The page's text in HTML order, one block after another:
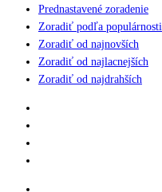
Prednastavené zoradenie
Zoradiť podľa populárnosti
Zoradiť od najnovších
Zoradiť od najlacnejších
Zoradiť od najdrahších